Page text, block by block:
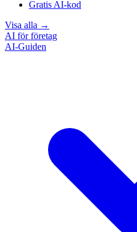
Gratis AI-kod
Visa alla →
AI för företag
AI-Guiden